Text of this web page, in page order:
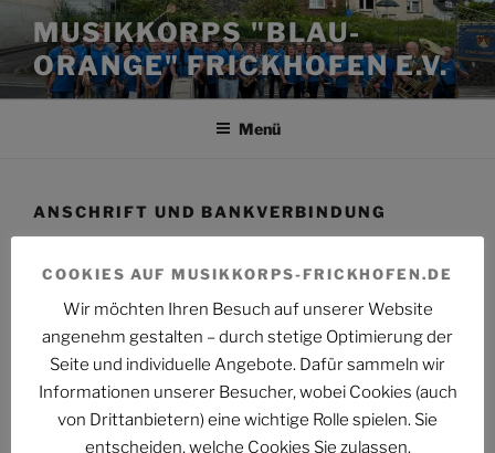
Inhalt
springen
MUSIKKORPS "BLAU-
ORANGE" FRICKHOFEN E.V.
Menü
ANSCHRIFT UND BANKVERBINDUNG
Die Postalische Anschrift
Musikkorps „Blau-Orange“ Frickhofen e.V.
z. Hd. Stefan Müsch
Germbacher Weg 3
COOKIES AUF MUSIKKORPS-FRICKHOFEN.DE
Wir möchten Ihren Besuch auf unserer Website
angenehm gestalten – durch stetige Optimierung der
Seite und individuelle Angebote. Dafür sammeln wir
Informationen unserer Besucher, wobei Cookies (auch
von Drittanbietern) eine wichtige Rolle spielen. Sie
entscheiden, welche Cookies Sie zulassen.